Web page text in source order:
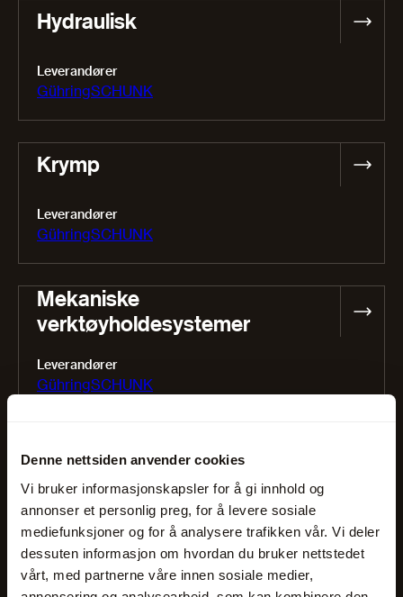
Denne nettsiden anvender cookies
Vi bruker informasjonskapsler for å gi innhold og
annonser et personlig preg, for å levere sosiale
mediefunksjoner og for å analysere trafikken vår. Vi deler
dessuten informasjon om hvordan du bruker nettstedet
vårt, med partnerne våre innen sosiale medier,
Hydraulisk
Leverandører
GühringSCHUNK
Krymp
Leverandører
GühringSCHUNK
Mekaniske
verktøyholdesystemer
Leverandører
GühringSCHUNK
Presisjonschucker
Leverandører
SCHUNK